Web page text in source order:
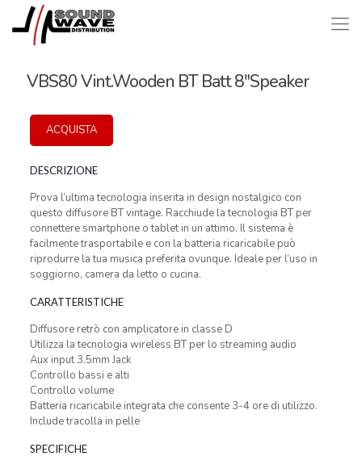
VBS80 Vint.Wooden BT Batt 8″Speaker
ACQUISTA
DESCRIZIONE
Prova l’ultima tecnologia inserita in design nostalgico con
questo diffusore BT vintage. Racchiude la tecnologia BT per
connettere smartphone o tablet in un attimo. Il sistema è
facilmente trasportabile e con la batteria ricaricabile può
riprodurre la tua musica preferita ovunque. Ideale per l’uso in
soggiorno, camera da letto o cucina.
CARATTERISTICHE
Diffusore retrò con amplicatore in classe D
Utilizza la tecnologia wireless BT per lo streaming audio
Aux input 3.5mm Jack
Controllo bassi e alti
Controllo volume
Batteria ricaricabile integrata che consente 3-4 ore di utilizzo.
Include tracolla in pelle
SPECIFICHE